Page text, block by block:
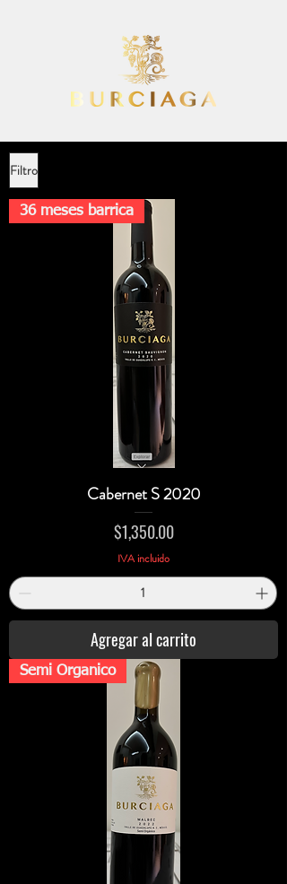
Filtro
36 meses barrica
Cabernet S 2020
Precio
$1,350.00
IVA incluido
Agregar al carrito
Semi Organico